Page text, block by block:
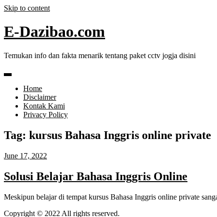
Skip to content
E-Dazibao.com
Temukan info dan fakta menarik tentang paket cctv jogja disini
Home
Disclaimer
Kontak Kami
Privacy Policy
Tag: kursus Bahasa Inggris online private
June 17, 2022
Solusi Belajar Bahasa Inggris Online
Meskipun belajar di tempat kursus Bahasa Inggris online private
Copyright © 2022 All rights reserved.